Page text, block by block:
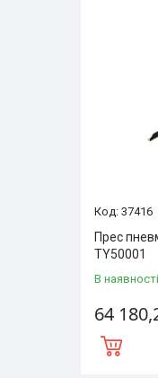
37416
Прес
TY50001
В наявності
64